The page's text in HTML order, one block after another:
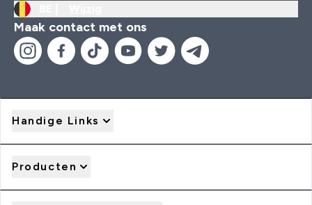
Maak contact met ons
Handige Links
Producten